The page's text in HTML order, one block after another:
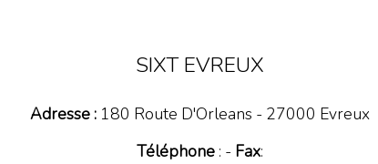
SIXT EVREUX
Adresse : 180 Route D'Orleans - 27000 Evreux
Téléphone: - Fax: